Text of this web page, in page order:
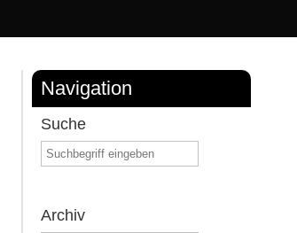
Navigation
Suche
Archiv